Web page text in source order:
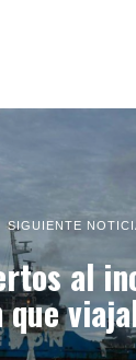
SIGUIENTE
al
que